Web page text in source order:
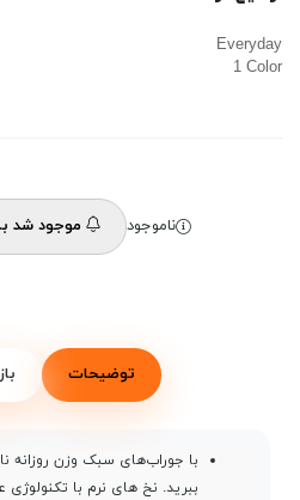
Everyday
1 Color
ناموجود موجود شد
توضیحات
با جوراب‌های سبک وزن روزانه
ببرید. نخ های نرم با